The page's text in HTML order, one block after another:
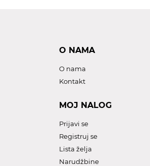
O NAMA
O nama
Kontakt
MOJ NALOG
Prijavi se
Registruj se
Lista želja
Narudžbine